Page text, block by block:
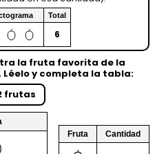
Total
6
la fruta favorita de la
Léelo y completa la tabla:
frutas
Fruta
Cantidad